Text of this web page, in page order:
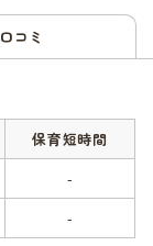
口コミ
保育短時間
-
-